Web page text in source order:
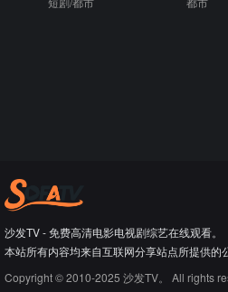
沙发TV - 免费高清电影电视剧综艺在线观看。
本站所有内容均来自互联网分享站点所提供的
Copyright © 2010-2025 沙发TV。 All rights